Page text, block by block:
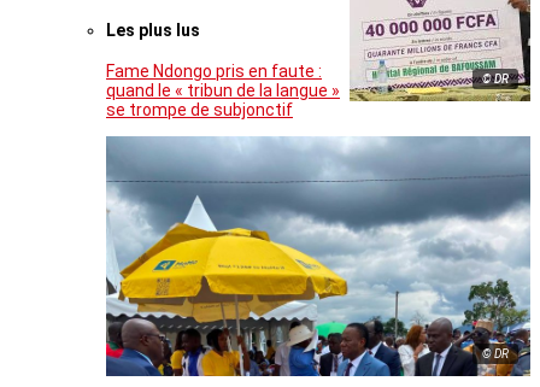
© DR
Les plus lus
Fame Ndongo pris en faute :
quand le « tribun de la langue »
se trompe de subjonctif
© DR